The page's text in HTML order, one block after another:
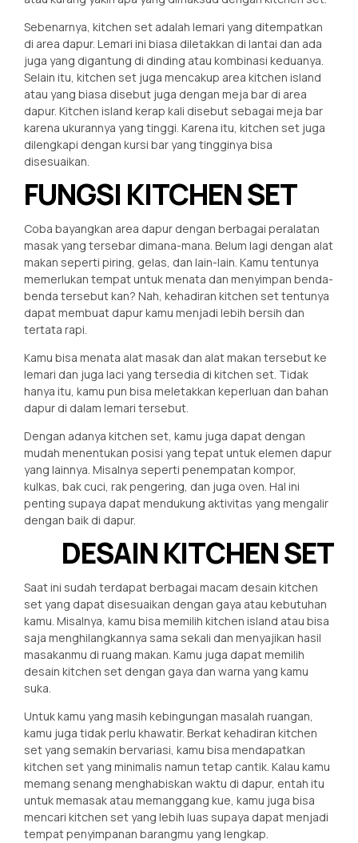
Sebenarnya, kitchen set adalah lemari yang ditempatkan
di area dapur. Lemari ini biasa diletakkan di lantai dan ada
juga yang digantung di dinding atau kombinasi keduanya.
Selain itu, kitchen set juga mencakup area kitchen island
atau yang biasa disebut juga dengan meja bar di area
dapur. Kitchen island kerap kali disebut sebagai meja bar
karena ukurannya yang tinggi. Karena itu, kitchen set juga
dilengkapi dengan kursi bar yang tingginya bisa
disesuaikan.
FUNGSI KITCHEN SET
Coba bayangkan area dapur dengan berbagai peralatan
masak yang tersebar dimana-mana. Belum lagi dengan alat
makan seperti piring, gelas, dan lain-lain. Kamu tentunya
memerlukan tempat untuk menata dan menyimpan benda-
benda tersebut kan? Nah, kehadiran kitchen set tentunya
dapat membuat dapur kamu menjadi lebih bersih dan
tertata rapi.
Kamu bisa menata alat masak dan alat makan tersebut ke
lemari dan juga laci yang tersedia di kitchen set. Tidak
hanya itu, kamu pun bisa meletakkan keperluan dan bahan
dapur di dalam lemari tersebut.
Dengan adanya kitchen set, kamu juga dapat dengan
mudah menentukan posisi yang tepat untuk elemen dapur
yang lainnya. Misalnya seperti penempatan kompor,
kulkas, bak cuci, rak pengering, dan juga oven. Hal ini
penting supaya dapat mendukung aktivitas yang mengalir
dengan baik di dapur.
DESAIN KITCHEN SET
Saat ini sudah terdapat berbagai macam desain kitchen
set yang dapat disesuaikan dengan gaya atau kebutuhan
kamu. Misalnya, kamu bisa memilih kitchen island atau bisa
saja menghilangkannya sama sekali dan menyajikan hasil
masakanmu di ruang makan. Kamu juga dapat memilih
desain kitchen set dengan gaya dan warna yang kamu
suka.
Untuk kamu yang masih kebingungan masalah ruangan,
kamu juga tidak perlu khawatir. Berkat kehadiran kitchen
set yang semakin bervariasi, kamu bisa mendapatkan
kitchen set yang minimalis namun tetap cantik. Kalau kamu
memang senang menghabiskan waktu di dapur, entah itu
untuk memasak atau memanggang kue, kamu juga bisa
mencari kitchen set yang lebih luas supaya dapat menjadi
tempat penyimpanan barangmu yang lengkap.